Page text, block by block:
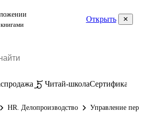
Открыть
Читай-школаСертификаты
HR. Делопроизводство Управление